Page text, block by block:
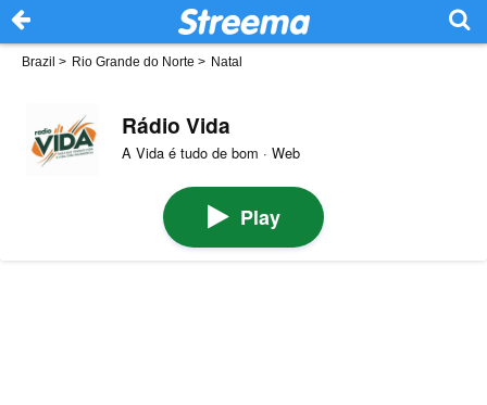
Brazil > Rio Grande do Norte > Natal
Rádio Vida
A Vida é tudo de bom · Web
Play